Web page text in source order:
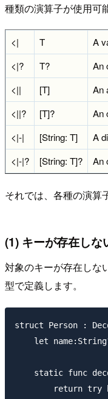
種類の演算子が使用可
<| T
A
<|?
T?
An
<||
[T]
An
<||?
[T]?
An
<|-|
[String: T]
A
<|-|?
[String: T]? An
それでは、各種の演算
(1) キーが存在しな
対象のキーが存在しな
型で定義します。
struct Person :
let
static func
return try